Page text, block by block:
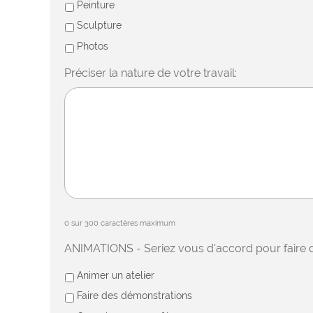
Peinture
Sculpture
Photos
Préciser la nature de votre travail:
0 sur 300 caractères maximum
ANIMATIONS - Seriez vous d'accord pour faire
Animer un atelier
Faire des démonstrations